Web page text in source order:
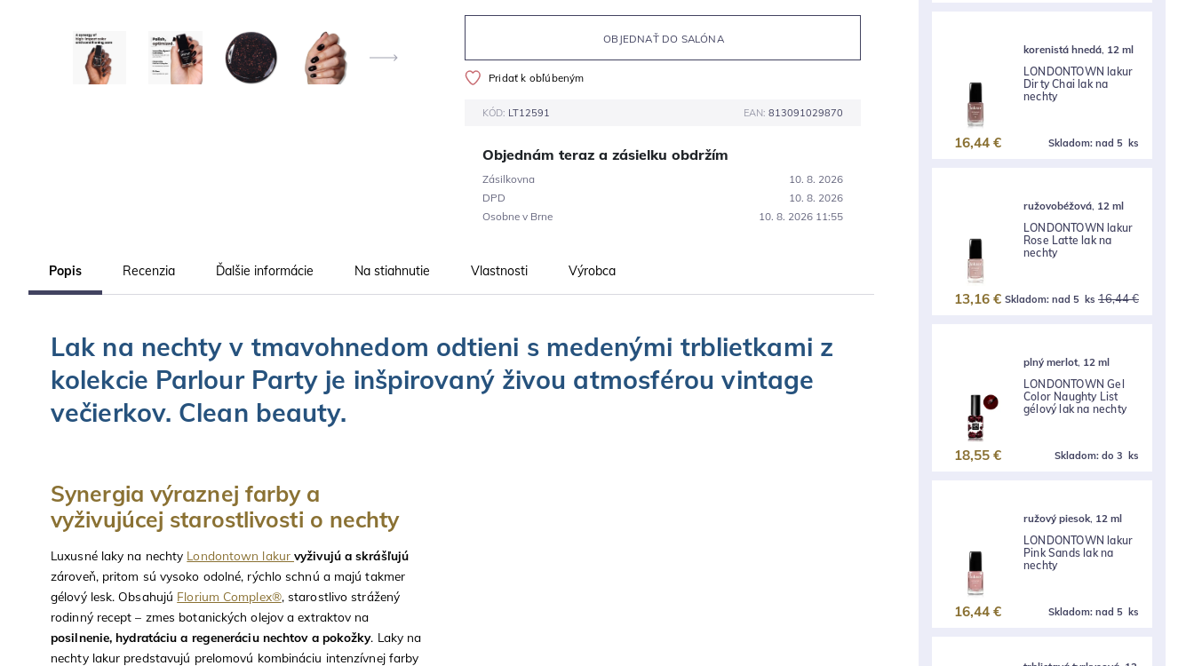
OBJEDNAŤ DO SALÓNA
Pridať k obľúbeným
KÓD: LT12591 EAN: 813091029870
Objednám teraz a zásielku obdržím
Zásilkovna
10. 8. 2026
DPD
10. 8. 2026
Osobne v Brne
10. 8. 2026 11:55
Popis Recenzia Ďalšie informácie Na stiahnutie Vlastnosti Výrobca
Lak na nechty v tmavohnedom odtieni s medenými trblietkami z
kolekcie Parlour Party je inšpirovaný živou atmosférou vintage
večierkov. Clean beauty.
Synergia výraznej farby a
vyživujúcej starostlivosti o nechty
Luxusné laky na nechty Londontown lakurvyživujú a skrášľujú
zároveň, pritom sú vysoko odolné, rýchlo schnú a majú takmer
gélový lesk. Obsahujú Florium Complex®, starostlivo strážený
rodinný recept – zmes botanických olejov a extraktov na
posilnenie, hydratáciu a regeneráciu nechtov a pokožky. Laky na
nechty lakur predstavujú prelomovú kombináciu intenzívnej farby
korenistá hnedá, 12 ml
LONDONTOWN lakur
Dirty Chai lak na
nechty
Skladom: nad 5 ks
16,44 €
ružovobéžová, 12 ml
LONDONTOWN lakur
Rose Latte lak na
nechty
Skladom: nad 5 ks 16,44 €
13,16 €
plný merlot, 12 ml
LONDONTOWN Gel
Color Naughty List
gélový lak na nechty
Skladom: do 3 ks
18,55 €
ružový piesok, 12 ml
LONDONTOWN lakur
Pink Sands lak na
nechty
Skladom: nad 5 ks
16,44 €